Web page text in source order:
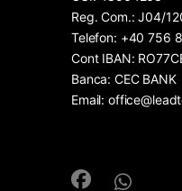
Reg. Com.: J04/
Telefon: +40 756
Cont IBAN:
Banca: CEC BANK
Email: